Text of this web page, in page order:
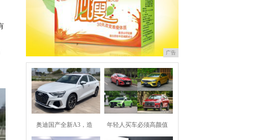
广告
奥迪国产全新A3，造 年轻人买车必须高颜值